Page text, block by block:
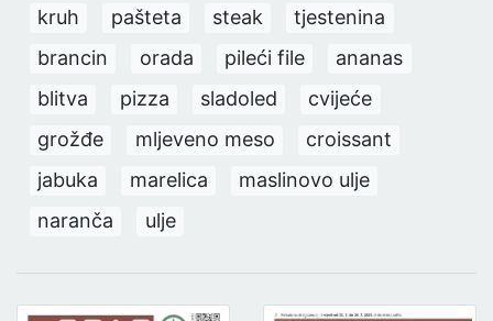
kruh
pašteta steak
tjestenina
brancin
orada pileći file
ananas
blitva
pizza sladoled
cvijeće
grožđe
mljeveno meso
croissant
jabuka
marelica
maslinovo ulje
naranča
ulje